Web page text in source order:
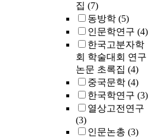
집 (7)
동방학 (5)
인문학연구 (4)
한국고분자학
회 학술대회 연구
논문 초록집 (4)
중국문학 (4)
한국학연구 (3)
열상고전연구
(3)
인문논총 (3)